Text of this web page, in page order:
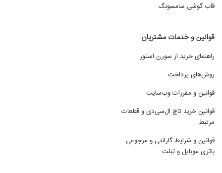
قاب گوشی سامسونگ
قوانین و خدمات مشتریان
راهنمای خرید از سورن استور
روش‌های پرداخت
قوانین و مقررات وب‌سایت
قوانین خرید تاچ ال‌سی‌دی و قطعات
مرتبط
قوانین و شرایط گارانتی و مرجوعی
باتری موبایل و تبلت